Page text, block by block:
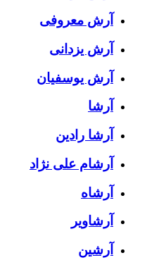
آرش معروفی
آرش یزدانی
آرش یوسفیان
آرشا
آرشا رادین
آرشام علی نژاد
آرشاه
آرشاویر
آرشین